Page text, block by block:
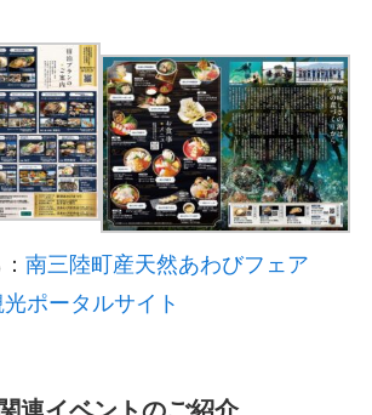
南三陸町産天然あわびフェア
ポータルサイト